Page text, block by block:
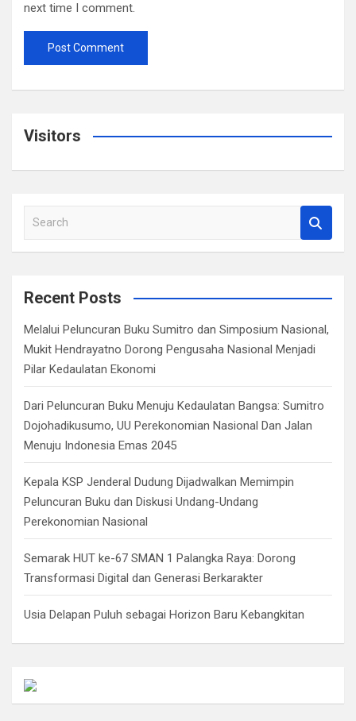
next time I comment.
Visitors
a
c
Recent Posts
Melalui Peluncuran Buku Sumitro dan Simposium Nasional,
Mukit Hendrayatno Dorong Pengusaha Nasional Menjadi
Pilar Kedaulatan Ekonomi
Dari Peluncuran Buku Menuju Kedaulatan Bangsa: Sumitro
Dojohadikusumo, UU Perekonomian Nasional Dan Jalan
Menuju Indonesia Emas 2045
Kepala KSP Jenderal Dudung Dijadwalkan Memimpin
Peluncuran Buku dan Diskusi Undang-Undang
Perekonomian Nasional
Semarak HUT ke-67 SMAN 1 Palangka Raya: Dorong
Transformasi Digital dan Generasi Berkarakter
Usia Delapan Puluh sebagai Horizon Baru Kebangkitan